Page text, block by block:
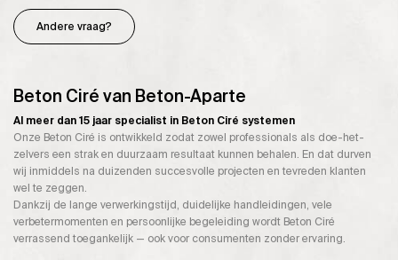
Andere vraag?
Beton Ciré van Beton-Aparte
Al meer dan 15 jaar specialist in Beton Ciré systemen
Onze Beton Ciré is ontwikkeld zodat zowel professionals als doe-het-
zelvers een strak en duurzaam resultaat kunnen behalen. En dat durven
wij inmiddels na duizenden succesvolle projecten en tevreden klanten
wel te zeggen.
Dankzij de lange verwerkingstijd, duidelijke handleidingen, vele
verbetermomenten en persoonlijke begeleiding wordt Beton Ciré
verrassend toegankelijk — ook voor consumenten zonder ervaring.